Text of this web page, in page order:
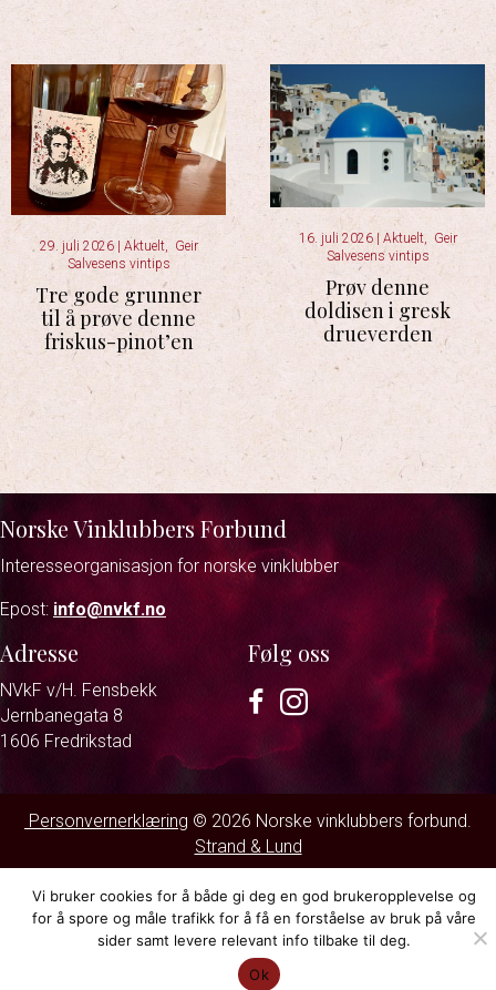
29. juli 2026 Aktuelt, Geir
Salvesens vintips
Tre gode grunner
til å prøve denne
friskus-pinot’en
16. juli 2026 | Aktuelt,
Geir
Salvesens vintips
Prøv denne
doldisen i gresk
drueverden
Norske Vinklubbers Forbund
Interesseorganisasjon for norske vinklubber
Epost: info@nvkf.no
Adresse
NVkF v/H. Fensbekk
Jernbanegata 8
1606 Fredrikstad
Følg oss
Facebook
Instagram
Personvernerklæring © 2026 Norske vinklubbers forbund.
Strand & Lund
Vi bruker cookies for å både gi deg en god brukeropplevelse og
for å spore og måle trafikk for å få en forståelse av bruk på våre
sider samt levere relevant info tilbake til deg.
Ok